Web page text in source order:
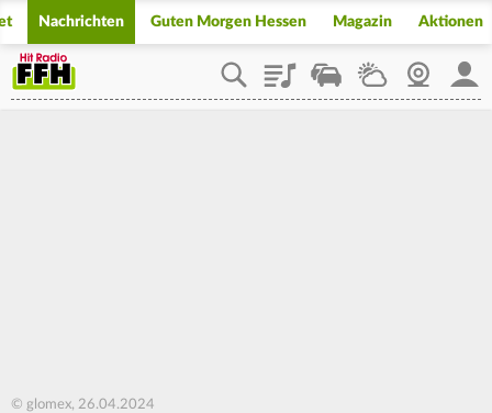
Nachrichten Guten Morgen Hessen Magazin Aktionen
PlaylistStaupilotWetterWebcam
© glomex, 26.04.2024